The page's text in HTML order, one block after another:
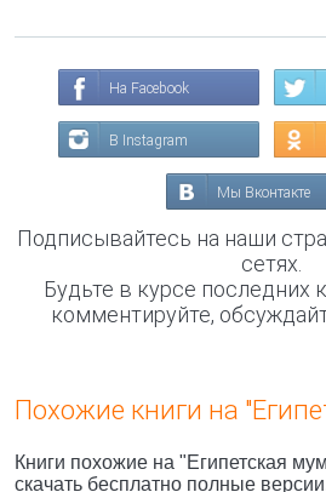
На Facebook
В Instagram
Мы Вконтакте
Подписывайтесь на наши
сетях.
Будьте в курсе последних
комментируйте,
Похожие книги на
Книги похожие на "Египетская
скачать бесплатно полные